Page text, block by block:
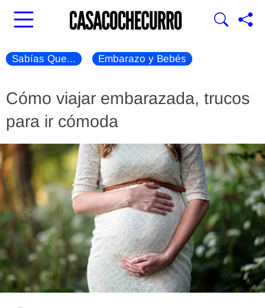
Sabías Que... Embarazo y Bebés
Cómo viajar embarazada, trucos
para ir cómoda